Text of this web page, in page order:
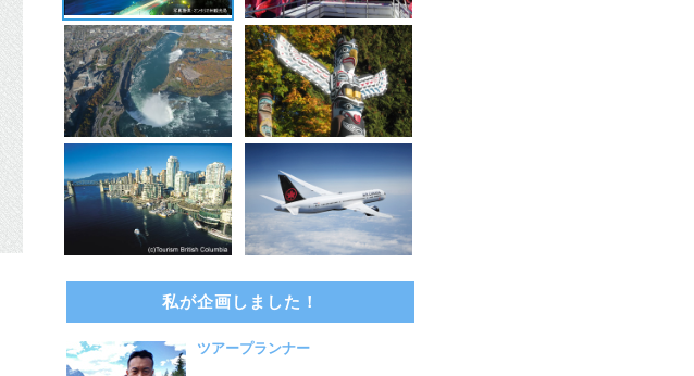
私が企画しました！
ツアープランナー